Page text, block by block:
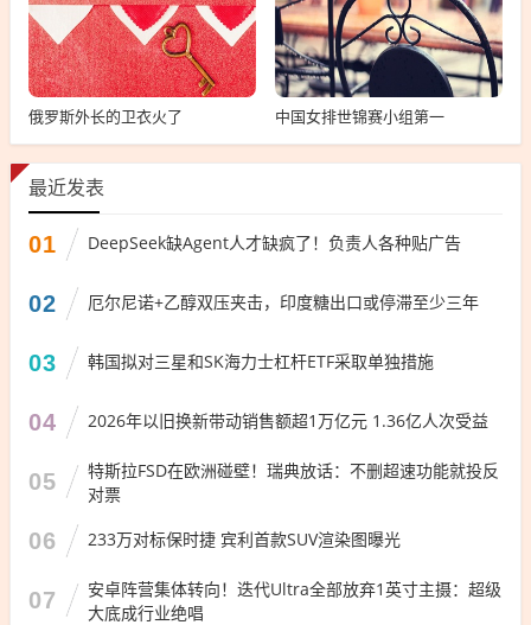
俄罗斯外长的卫衣火了 中国女排世锦赛小组第一
最近发表
01 DeepSeek缺Agent人才缺疯了！负责人各种贴广告
02 厄尔尼诺+乙醇双压夹击，印度糖出口或停滞至少三年
03 韩国拟对三星和SK海力士杠杆ETF采取单独措施
04 2026年以旧换新带动销售额超1万亿元 1.36亿人次受益
05
特斯拉FSD在欧洲碰壁！瑞典放话：不删超速功能就投反
对票
06 233万对标保时捷 宾利首款SUV渲染图曝光
07
安卓阵营集体转向！迭代Ultra全部放弃1英寸主摄：超级
大底成行业绝唱